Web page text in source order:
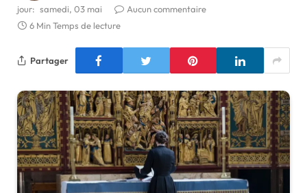
jour: samedi, 03 mai
Aucun commentaire
6 Min Temps de lecture
Partager